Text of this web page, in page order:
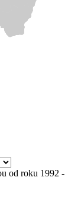
od roku 1992 -